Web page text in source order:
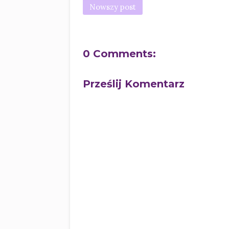
Nowszy post
0 Comments:
Prześlij Komentarz